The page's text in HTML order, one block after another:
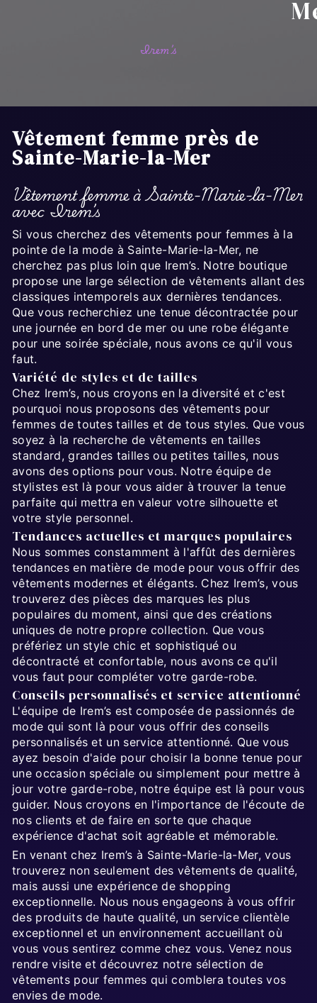
Irem’s
Vêtement femme près de
Sainte-Marie-la-Mer
Vêtement femme à Sainte-Marie-la-Mer
avec Irem’s
Si vous cherchez des vêtements pour femmes à la
pointe de la mode à Sainte-Marie-la-Mer, ne
cherchez pas plus loin que Irem’s. Notre boutique
propose une large sélection de vêtements allant des
classiques intemporels aux dernières tendances.
Que vous recherchiez une tenue décontractée pour
une journée en bord de mer ou une robe élégante
pour une soirée spéciale, nous avons ce qu'il vous
faut.
Variété de styles et de tailles
Chez Irem’s, nous croyons en la diversité et c'est
pourquoi nous proposons des vêtements pour
femmes de toutes tailles et de tous styles. Que vous
soyez à la recherche de vêtements en tailles
standard, grandes tailles ou petites tailles, nous
avons des options pour vous. Notre équipe de
stylistes est là pour vous aider à trouver la tenue
parfaite qui mettra en valeur votre silhouette et
votre style personnel.
Tendances actuelles et marques populaires
Nous sommes constamment à l'affût des dernières
tendances en matière de mode pour vous offrir des
vêtements modernes et élégants. Chez Irem’s, vous
trouverez des pièces des marques les plus
populaires du moment, ainsi que des créations
uniques de notre propre collection. Que vous
préfériez un style chic et sophistiqué ou
décontracté et confortable, nous avons ce qu'il
vous faut pour compléter votre garde-robe.
Conseils personnalisés et service attentionné
L'équipe de Irem’s est composée de passionnés de
mode qui sont là pour vous offrir des conseils
personnalisés et un service attentionné. Que vous
ayez besoin d'aide pour choisir la bonne tenue pour
une occasion spéciale ou simplement pour mettre à
jour votre garde-robe, notre équipe est là pour vous
guider. Nous croyons en l'importance de l'écoute de
nos clients et de faire en sorte que chaque
expérience d'achat soit agréable et mémorable.
En venant chez Irem’s à Sainte-Marie-la-Mer, vous
trouverez non seulement des vêtements de qualité,
mais aussi une expérience de shopping
exceptionnelle. Nous nous engageons à vous offrir
des produits de haute qualité, un service clientèle
exceptionnel et un environnement accueillant où
vous vous sentirez comme chez vous. Venez nous
rendre visite et découvrez notre sélection de
vêtements pour femmes qui comblera toutes vos
envies de mode.